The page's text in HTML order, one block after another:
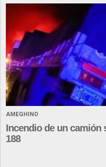
AMEGHINO
Incendio de un camión
188